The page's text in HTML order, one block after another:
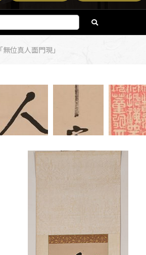
「無位真人面門現」